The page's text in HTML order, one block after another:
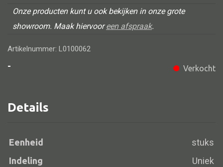
Fautteuil
Barstoel
Kinderstoel
Kruk
Onze producten kunt u ook bekijken in onze grote
showroom. Maak hiervooreen afspraak.
Artikelnummer: L0100062
-
Verkocht
Details
Eenheid stuks
Indeling Uniek